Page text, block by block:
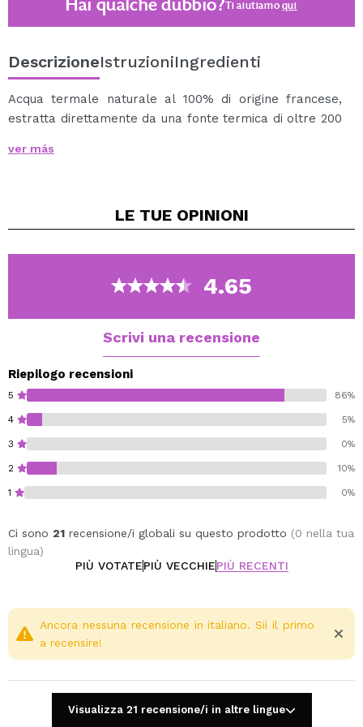
Hai qualche dubbio?Ti aiutiamoqui
DescrizioneIstruzioniIngredienti
Acqua termale naturale al 100% di origine francese,
estratta direttamente da una fonte termica di oltre 200
Mantiene la flora cutanea delle pelli più fragile,
Tolleranza testata sotto controllo dermatologico.
ver más
LE TUE OPINIONI
4.65
Scrivi una recensione
Riepilogo recensioni
5 86%
4 5%
3 0%
2 10%
1 0%
Ci sono 21 recensione/i globali su questo prodotto (0 nella tua
lingua)
PIÙ VOTATEPIÙ VECCHIEPIÙ RECENTI
Ancora nessuna recensione in italiano. Sii il primo
a recensire!
Visualizza 21 recensione/i in altre lingue